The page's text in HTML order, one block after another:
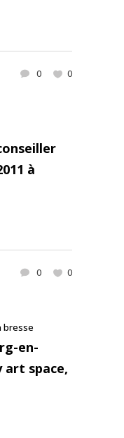
0 0
à
0 0
bresse
en-
art space,